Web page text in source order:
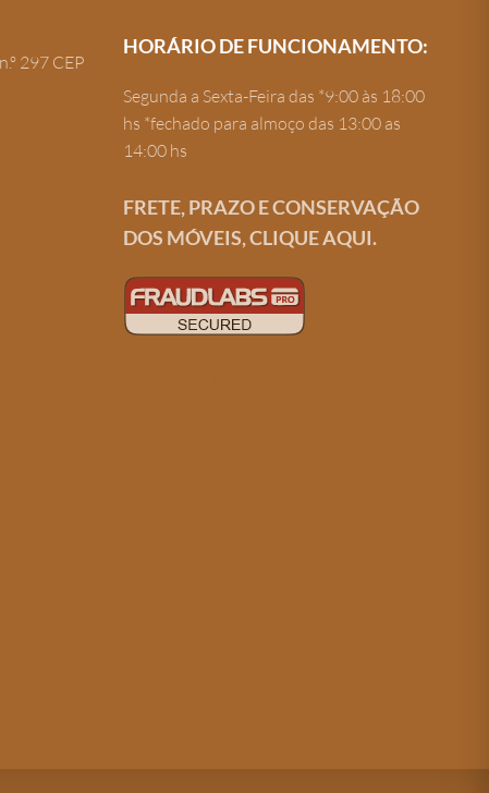
297 CEP
HORÁRIO DE FUNCIONAMENTO:
Segunda a Sexta-Feira das *9:00 às 18:00
hs *fechado para almoço das 13:00 as
14:00 hs
FRETE, PRAZO E CONSERVAÇÃO
DOS MÓVEIS, CLIQUE AQUI.